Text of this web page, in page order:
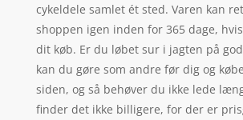
cykeldele samlet ét sted. Varen kan
shoppen igen inden for 365 dage,
dit køb. Er du løbet sur i jagten på
kan du gøre som andre før dig og
siden, og så behøver du ikke lede
finder det ikke billigere, for der er